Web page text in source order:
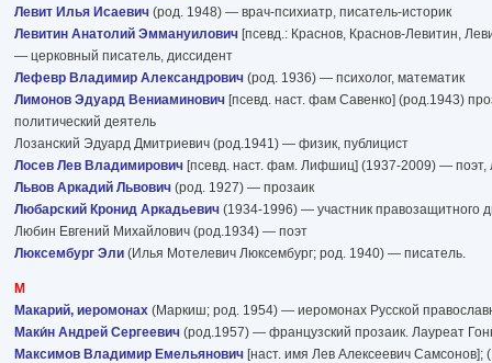
Левит Илья Исаевич (род. 1948) — врач-психиатр, писатель-историк
Левитин Анатолий Эммануилович [псевд.: Краснов, Краснов-Левитин,
— церковный писатель, диссидент
Лефевр Владимир Александрович (род. 1936) — психолог, математик
Лимонов Эдуард Вениаминович [псевд. наст. фам Савенко] (род.1943)
политический деятель
Лозанский Эдуард Дмитриевич (род.1941) — физик, публицист
Лосев Лев Владимирович [псевд. наст. фам. Лифшиц] (1937-2009) — поэт,
Львов Аркадий Львович (род. 1927) — прозаик
Любарский Кронид Аркадьевич (1934-1996) — участник правозащитного
Любин Евгений Михайлович (род.1934) — поэт
Люксембург Эли (Илья Мотелевич Люксембург; род. 1940) — писатель.
М
Макарий, иеромонах (Маркиш; род. 1954) — иеромонах Русской
Маки́н Андрей Сергеевич (род.1957) — французский прозаик. Лауреат
Максимов Владимир Емельянович [наст. имя Лев Алексеевич Самсонов];